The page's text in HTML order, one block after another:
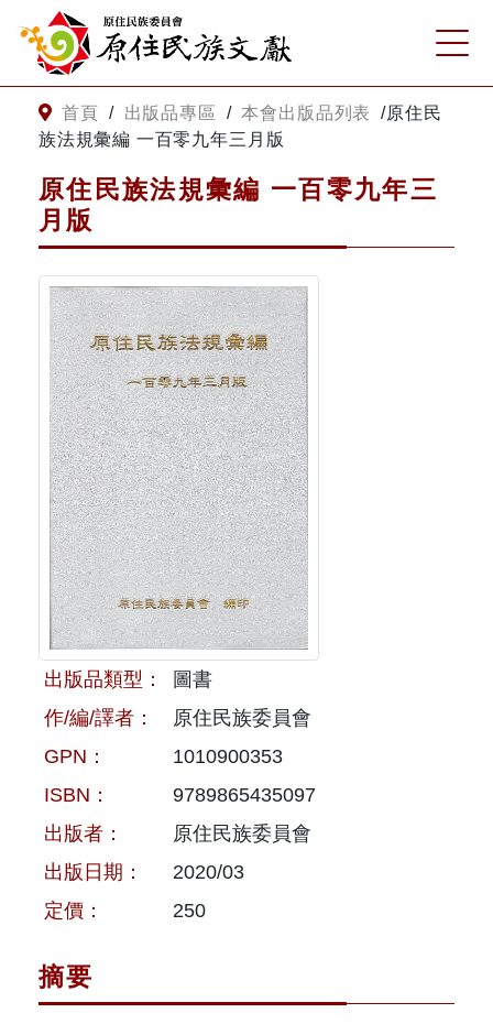
跳到主要內容
網站導覽
客服諮詢
關於我們
關於原住民族文獻會
原住民族文獻會設置要點
委員介紹
歷次會議記錄
最新消息
網站訊息
徵稿訊息
出版品專區
本會出版品列表
與國史館共同出版品介紹
出版品查詢
文獻電子期刊
本期內容
訂閱電子報
期刊查詢
相關連結
首頁 / 出版品專區 / 本會出版品列表 /原住民
族法規彙編 一百零九年三月版
原住民族法規彙編 一百零九年三
月版
出版品類型：
圖書
作/編/譯者：
原住民族委員會
GPN：
1010900353
ISBN：
9789865435097
出版者：
原住民族委員會
出版日期：
2020/03
定價：
250
摘要